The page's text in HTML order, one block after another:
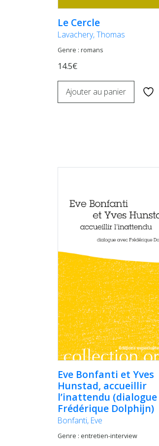
Le Cercle
Lavachery, Thomas
Genre : romans
14.5€
Ajouter au panier
Eve Bonfanti et Yves
Hunstad, accueillir
l’inattendu (dialogue
Frédérique Dolphijn)
Bonfanti, Eve
Genre : entretien-interview